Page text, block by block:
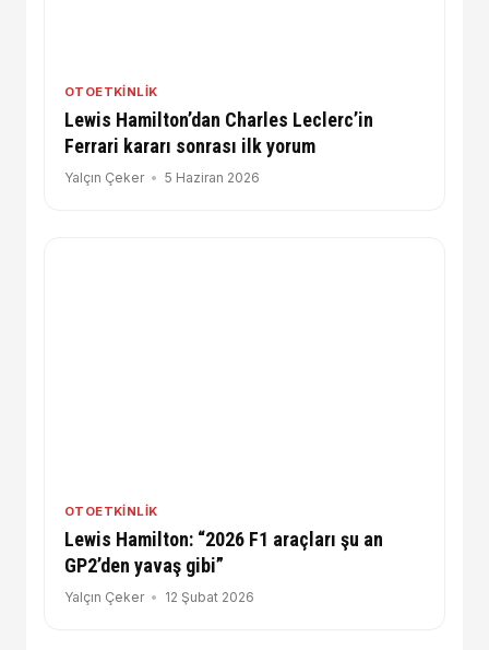
OTOETKINLIK
Lewis Hamilton’dan Charles Leclerc’in
Ferrari kararı sonrası ilk yorum
Yalçın Çeker 5 Haziran 2026
OTOETKINLIK
Lewis Hamilton: “2026 F1 araçları şu an
GP2’den yavaş gibi”
Yalçın Çeker 12 Şubat 2026